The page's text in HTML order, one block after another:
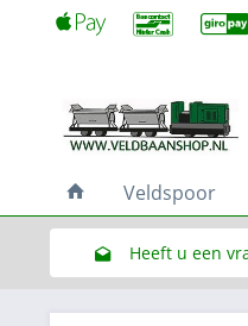
Veldspoor
Heeft u een